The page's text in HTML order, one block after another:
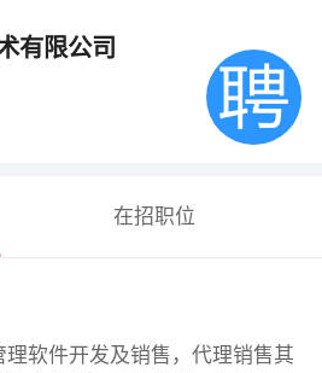
有限公司
在招职位
软件开发及销售，代理销售其